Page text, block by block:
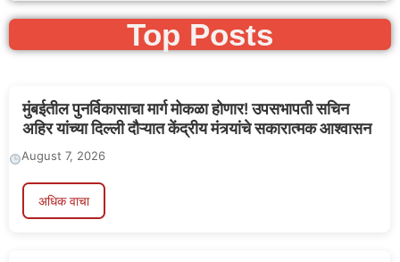
Top Posts
मुंबईतील पुनर्विकासाचा मार्ग मोकळा होणार! उपसभापती सचिन
अहिर यांच्या दिल्ली दौऱ्यात केंद्रीय मंत्र्यांचे सकारात्मक आश्वासन
August 7, 2026
अधिक वाचा